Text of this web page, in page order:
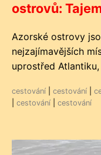
ostrovů:
Azorské ostrovy
nejzajímavějších
uprostřed
cestování cestování
cestování cestování